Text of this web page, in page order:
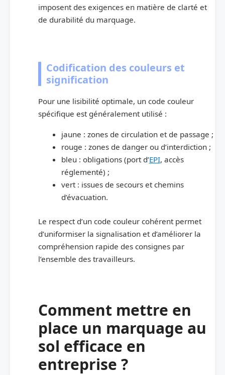
imposent des exigences en matière de clarté et
de durabilité du marquage.
Codification des couleurs et
signification
Pour une lisibilité optimale, un code couleur
spécifique est généralement utilisé :
jaune : zones de circulation et de passage ;
rouge : zones de danger ou d’interdiction ;
bleu : obligations (port d’EPI, accès
réglementé) ;
vert : issues de secours et chemins
d’évacuation.
Le respect d’un code couleur cohérent permet
d’uniformiser la signalisation et d’améliorer la
compréhension rapide des consignes par
l’ensemble des travailleurs.
Comment mettre en
place un marquage au
sol efficace en
entreprise ?